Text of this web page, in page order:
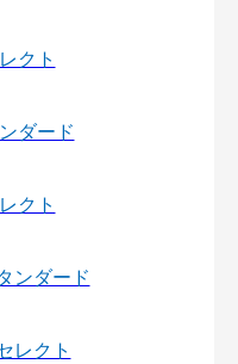
クト
ダード
クト
ンダード
レクト